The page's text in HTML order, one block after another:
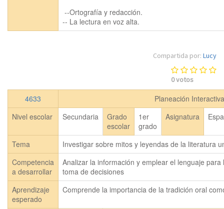
Compartida por: Lucy
0votos
4633
Planeación
Nivel escolar
Secundaria
Grado
escolar
1er
grado
Asignatura
Tema
Investigar sobre mitos y leyendas de la literatura
Competencia
a desarrollar
Analizar la información y emplear el lenguaje para
toma de decisiones
Aprendizaje
esperado
Comprende la importancia de la tradición oral